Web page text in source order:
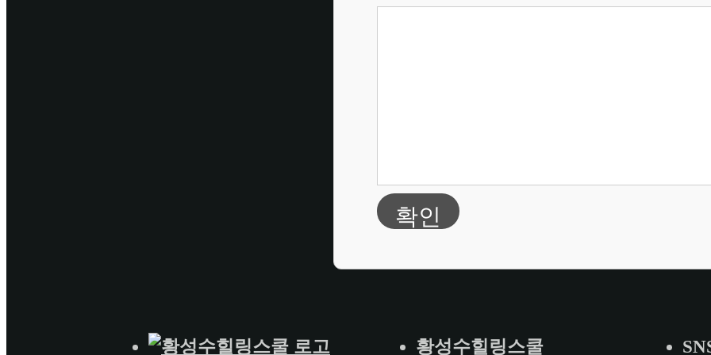
확인
황성수힐링스쿨